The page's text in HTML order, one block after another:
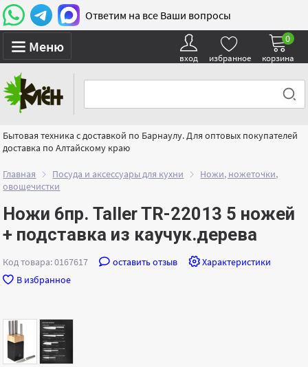
Ответим на все Ваши вопросы
Меню
вход избранное корзина
0
Бытовая техника с доставкой по Барнаулу. Для оптовых покупателей
доставка по Алтайскому краю
Главная Посуда и аксессуары для кухни
Ножи, ножеточки,
овощечистки
Ножи 6пр. Taller TR-22013 5 ножей
+ подставка из каучук.дерева
Код товара: 0167617 оставить отзыв
Характеристики
В избранное